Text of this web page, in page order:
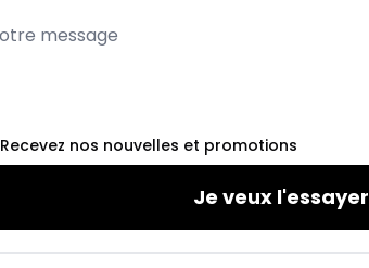
Recevez nos nouvelles et promotions
Je veux l'essayer